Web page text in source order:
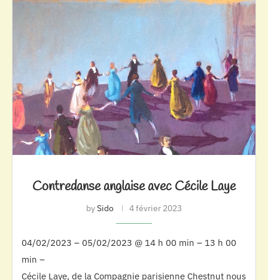
Contredanse anglaise avec Cécile Laye
bySido 4 février 2023
04/02/2023 – 05/02/2023 @ 14 h 00 min – 13 h 00
min –
Cécile Laye, de la Compagnie parisienne Chestnut nous